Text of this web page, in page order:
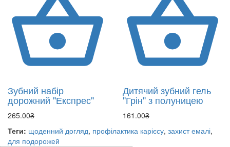
Зубний набір
дорожний "Експрес"
265.00₴
Дитячий зубний гель
"Грін" з полуницею
161.00₴
Теги: щоденний догляд, профілактика карієсу, захист емалі,
для подорожей